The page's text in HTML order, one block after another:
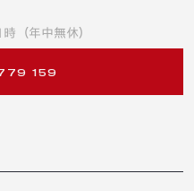
（年中無休）
159